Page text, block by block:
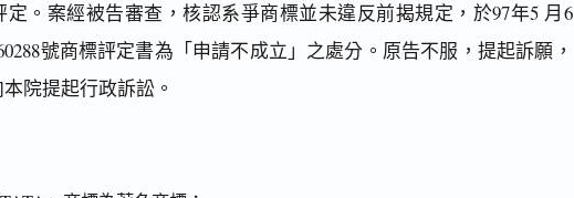
定。案經被告審查，核認系爭商標並未違反前揭規定，於97年5 月6
號商標評定書為「申請不成立」之處分。原告不服，提起訴願，
院提起行政訴訟。